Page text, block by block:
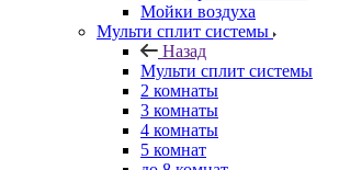
Мойки воздуха
Мульти сплит системы
Назад
Мульти сплит системы
2 комнаты
3 комнаты
4 комнаты
5 комнат